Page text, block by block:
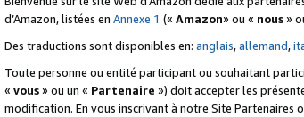
d’Amazon, listées en Annexe 1 (« Amazon» ou « nous»
Des traductions sont disponibles en: anglais,allemand,
Toute personne ou entité participant ou souhaitant
« vous» ou un « Partenaire ») doit accepter les
modification. En vous inscrivant à notre Site Partenaires